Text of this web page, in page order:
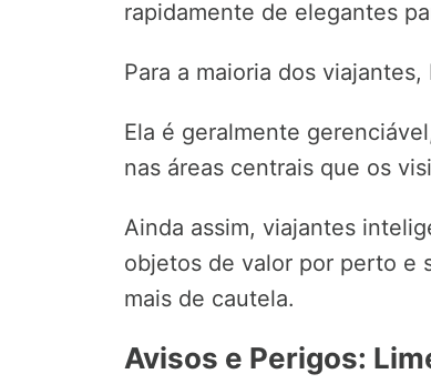
rapidamente de elegantes
Para a maioria dos
Ela é geralmente
nas áreas centrais que os
Ainda assim, viajantes
objetos de valor por perto e
mais de cautela.
Avisos e Perigos: